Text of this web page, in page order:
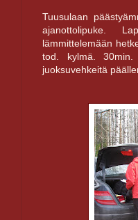
Tuusulaan
ajanottolipuke.
lämmittelemään
tod. kylmä.
juoksuvehkeitä